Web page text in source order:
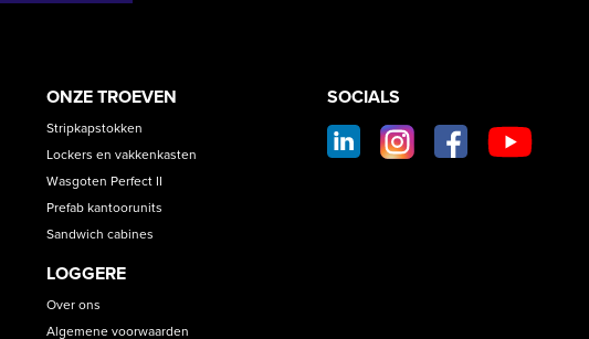
ASSETS
ONZE TROEVEN
Stripkapstokken
Lockers en vakkenkasten
Wasgoten Perfect II
Prefab kantoorunits
Sandwich cabines
LOGGERE
Over ons
Algemene voorwaarden
CONTACT
SOCIAL
FOOTER
SOCIALS